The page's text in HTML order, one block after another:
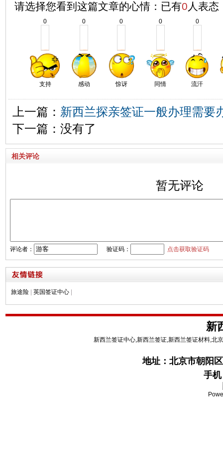
请选择您看到这篇文章的心情：已有0 人表态
0
支持
0
感动
0
惊讶
0
同情
0
流汗
上一篇： 新西兰探亲签证一般办理需要
下一篇：没有了
相关评论
暂无评论
评论者： 验证码： 点击获取验证码
旅途险 英国签证中心
新
新西兰签证中心,新西兰签证,新西兰签证材料,北
地址： 北京市朝阳
手